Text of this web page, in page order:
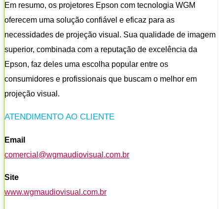
Em resumo, os projetores Epson com tecnologia WGM
oferecem uma solução confiável e eficaz para as
necessidades de projeção visual. Sua qualidade de imagem
superior, combinada com a reputação de excelência da
Epson, faz deles uma escolha popular entre os
consumidores e profissionais que buscam o melhor em
projeção visual.
ATENDIMENTO AO CLIENTE
Email
comercial@wgmaudiovisual.com.br
Site
www.wgmaudiovisual.com.br